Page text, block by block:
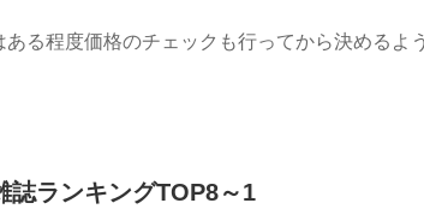
る程度価格のチェックも行ってから決めるよ
誌ランキングTOP8～1